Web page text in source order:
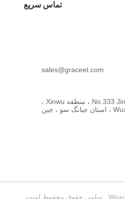
تماس سریع
sales@graceet.com
No.333 Jincheng East Road ، منطقه Xinwu ،